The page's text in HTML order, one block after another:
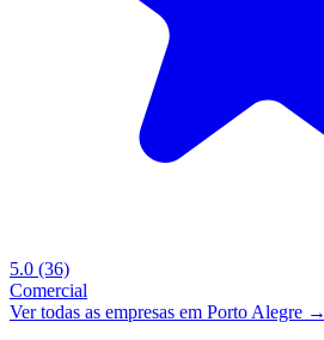
5.0 (36)
Comercial
Ver todas as empresas em Porto Alegre →